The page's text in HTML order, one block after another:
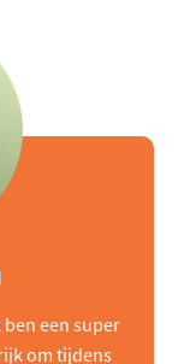
een super
om tijdens